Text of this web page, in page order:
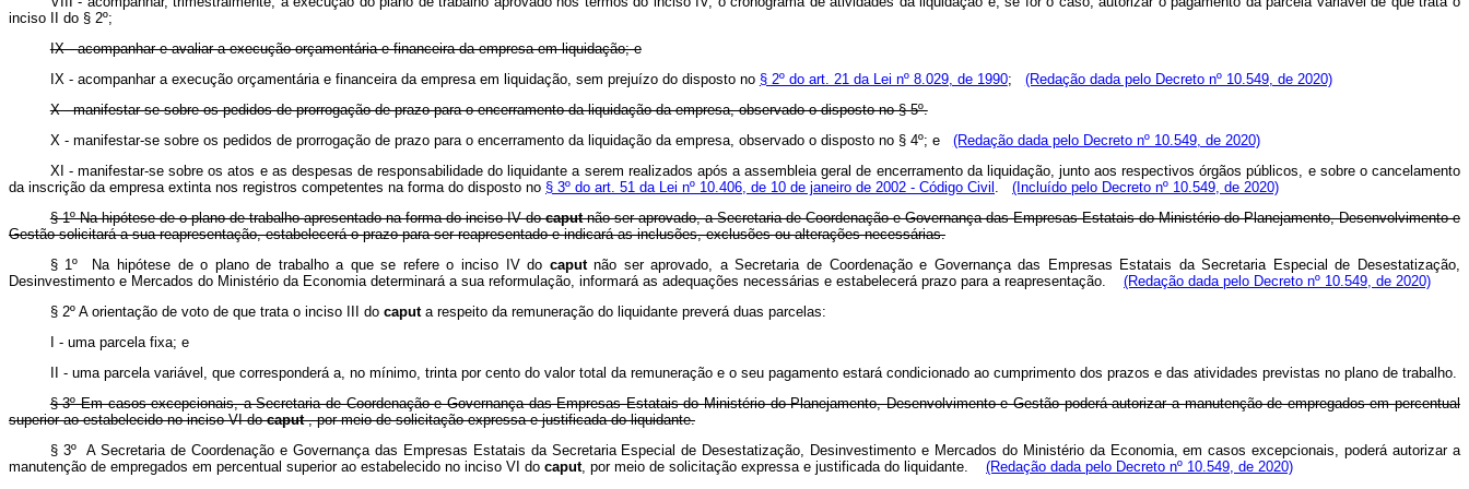
inciso II do § 2º;
IX - acompanhar e avaliar a execução orçamentária e financeira da empresa em liquidação; e
IX - acompanhar a execução orçamentária e financeira da empresa em liquidação, sem prejuízo do disposto no § 2º do art. 21 da Lei nº 8.029, de 1990;
(Redação dada pelo Decreto nº 10.549, de 2020)
X - manifestar-se sobre os pedidos de prorrogação de prazo para o encerramento da liquidação da empresa, observado o disposto no § 5º.
X - manifestar-se sobre os pedidos de prorrogação de prazo para o encerramento da liquidação da empresa, observado o disposto no § 4º; e
(Redação dada pelo Decreto nº 10.549, de 2020)
XI - manifestar-se sobre os atos e as despesas de responsabilidade do liquidante a serem realizados após a assembleia geral de encerramento da liquidação, junto aos respectivos órgãos públicos, e sobre o cancelamento
da inscrição da empresa extinta nos registros competentes na forma do disposto no § 3º do art. 51 da Lei nº 10.406, de 10 de janeiro de 2002 - Código Civil .
(Incluído pelo Decreto nº 10.549, de 2020)
§ 1º Na hipótese de o plano de trabalho apresentado na forma do inciso IV docaputnão ser aprovado, a Secretaria de Coordenação e Governança das Empresas Estatais do Ministério do Planejamento, Desenvolvimento e
Gestão solicitará a sua reapresentação, estabelecerá o prazo para ser reapresentado e indicará as inclusões, exclusões ou alterações necessárias.
§ 1º Na hipótese de o plano de trabalho a que se refere o inciso IV do caputnão ser aprovado, a Secretaria de Coordenação e Governança das Empresas Estatais da Secretaria Especial de Desestatização,
Desinvestimento e Mercados do Ministério da Economia determinará a sua reformulação, informará as adequações necessárias e estabelecerá prazo para a reapresentação.
(Redação dada pelo Decreto nº 10.549, de 2020)
§ 2º A orientação de voto de que trata o inciso III do caput a respeito da remuneração do liquidante preverá duas parcelas:
I - uma parcela fixa; e
II - uma parcela variável, que corresponderá a, no mínimo, trinta por cento do valor total da remuneração e o seu pagamento estará condicionado ao cumprimento dos prazos e das atividades previstas no plano de trabalho.
§ 3º Em casos excepcionais, a Secretaria de Coordenação e Governança das Empresas Estatais do Ministério do Planejamento, Desenvolvimento e Gestão poderá autorizar a manutenção de empregados em percentual
superior ao estabelecido no inciso VI docaput, por meio de solicitação expressa e justificada do liquidante.
§ 3º A Secretaria de Coordenação e Governança das Empresas Estatais da Secretaria Especial de Desestatização, Desinvestimento e Mercados do Ministério da Economia, em casos excepcionais, poderá autorizar a
manutenção de empregados em percentual superior ao estabelecido no inciso VI do caput, por meio de solicitação expressa e justificada do liquidante. (Redação dada pelo Decreto nº 10.549, de 2020)